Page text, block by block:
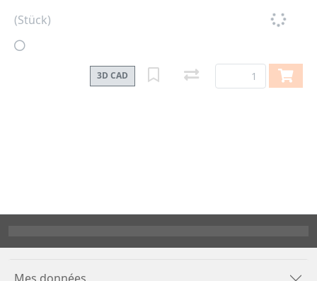
(Stück)
3D CAD
Mes données